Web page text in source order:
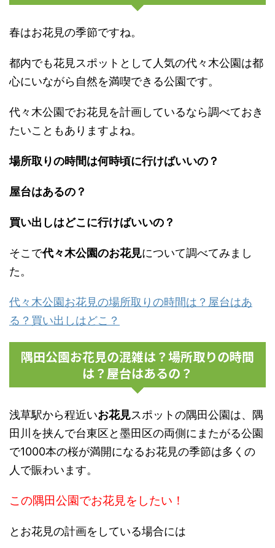
春はお花見の季節ですね。
都内でも花見スポットとして人気の代々木公園は都
心にいながら自然を満喫できる公園です。
代々木公園でお花見を計画しているなら調べておき
たいこともありますよね。
場所取りの時間は何時頃に行けばいいの？
屋台はあるの？
買い出しはどこに行けばいいの？
そこで代々木公園のお花見について調べてみまし
た。
代々木公園お花見の場所取りの時間は？屋台はあ
る？買い出しはどこ？
隅田公園お花見の混雑は？場所取りの時間
は？屋台はあるの？
浅草駅から程近いお花見スポットの隅田公園は、隅
田川を挟んで台東区と墨田区の両側にまたがる公園
で1000本の桜が満開になるお花見の季節は多くの
人で賑わいます。
この隅田公園でお花見をしたい！
とお花見の計画をしている場合には